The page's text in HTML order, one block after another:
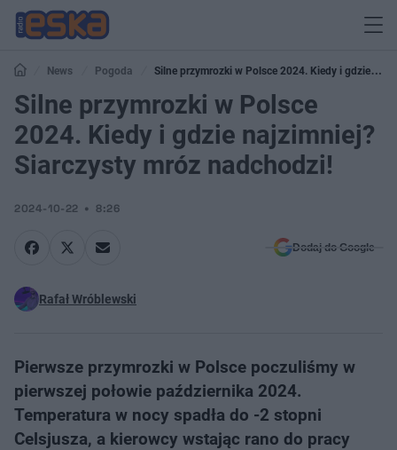
News Pogoda
Silne przymrozki w Polsce 2024. Kiedy i gdzie
najzimniej? Siarczysty mróz nadchodzi!
Silne przymrozki w Polsce
2024. Kiedy i gdzie najzimniej?
Siarczysty mróz nadchodzi!
2024-10-22 8:26
Dodaj do Google
Rafał Wróblewski
Pierwsze przymrozki w Polsce poczuliśmy w
pierwszej połowie października 2024.
Temperatura w nocy spadła do -2 stopni
Celsjusza, a kierowcy wstając rano do pracy